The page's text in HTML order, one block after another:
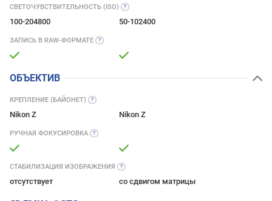
СВЕТОЧУВСТВИТЕЛЬНОСТЬ (ISO)
100-204800 50-102400
ЗАПИСЬ В RAW-ФОРМАТЕ
ОБЪЕКТИВ
КРЕПЛЕНИЕ (БАЙОНЕТ)
Nikon Z Nikon Z
РУЧНАЯ ФОКУСИРОВКА
СТАБИЛИЗАЦИЯ ИЗОБРАЖЕНИЯ
отсутствует со сдвигом матрицы